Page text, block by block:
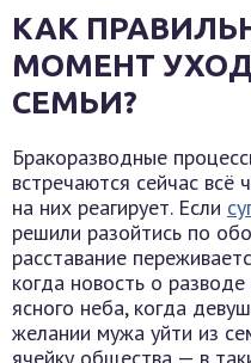
КАК
МОМЕНТ
СЕМЬИ?
Бракоразводные
встречаются сейчас
на них реагирует. Если
решили разойтись по
расставание
когда новость о
ясного неба, когда
желании мужа уйти из